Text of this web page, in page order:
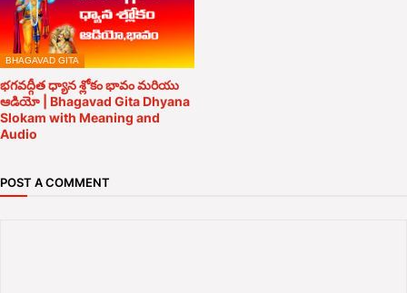
BHAGAVAD GITA
భగవద్గీత ధ్యాన శ్లోకం భావం మరియు
ఆడియో | Bhagavad Gita Dhyana
Slokam with Meaning and
Audio
POST A COMMENT